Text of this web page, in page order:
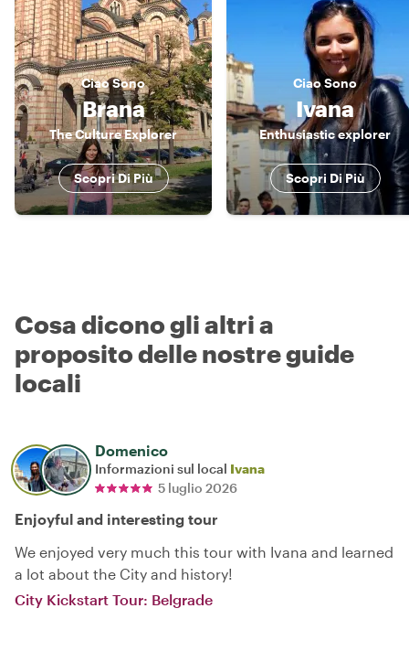
CiaoSono
Brana
The Culture Explorer
Scopri Di Più
CiaoSono
Ivana
Enthusiastic explorer
Scopri Di Più
Cosa dicono gli altri a
proposito delle nostre guide
locali
Domenico
Informazioni sul local Ivana
5 luglio 2026
Enjoyful and interesting tour
We enjoyed very much this tour with Ivana and learned
a lot about the City and history!
City Kickstart Tour: Belgrade